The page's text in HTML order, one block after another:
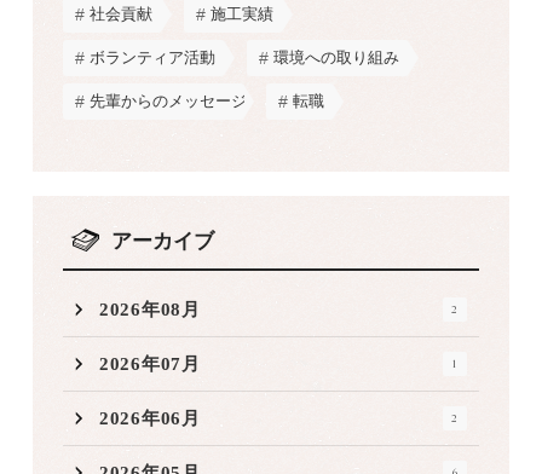
社会貢献 施工実績
ボランティア活動 環境への取り組み
先輩からのメッセージ 転職
アーカイブ
2026年08月 2
2026年07月 1
2026年06月 2